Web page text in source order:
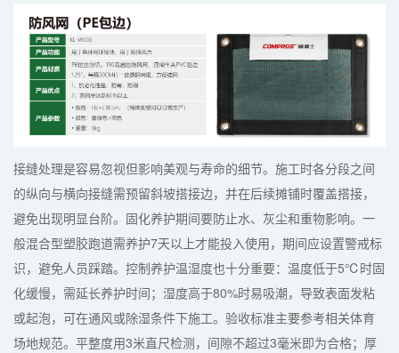
接缝处理是容易忽视但影响美观与寿命的细节。施工时各分段之间
的纵向与横向接缝需预留斜坡搭接边，并在后续摊铺时覆盖搭接，
避免出现明显台阶。固化养护期间要防止水、灰尘和重物影响。一
般混合型塑胶跑道需养护7天以上才能投入使用，期间应设置警戒标
识，避免人员踩踏。控制养护温湿度也十分重要：温度低于5℃时固
化缓慢，需延长养护时间；湿度高于80%时易吸潮，导致表面发粘
或起泡，可在通风或除湿条件下施工。验收标准主要参考相关体育
场地规范。平整度用3米直尺检测，间隙不超过3毫米即为合格；厚